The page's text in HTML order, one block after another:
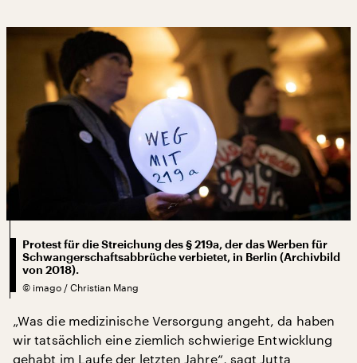
Protest für die Streichung des § 219a, der das Werben für
Schwangerschaftsabbrüche verbietet, in Berlin (Archivbild
von 2018).
© imago / Christian Mang
„Was die medizinische Versorgung angeht, da haben
wir tatsächlich eine ziemlich schwierige Entwicklung
gehabt im Laufe der letzten Jahre“, sagt Jutta